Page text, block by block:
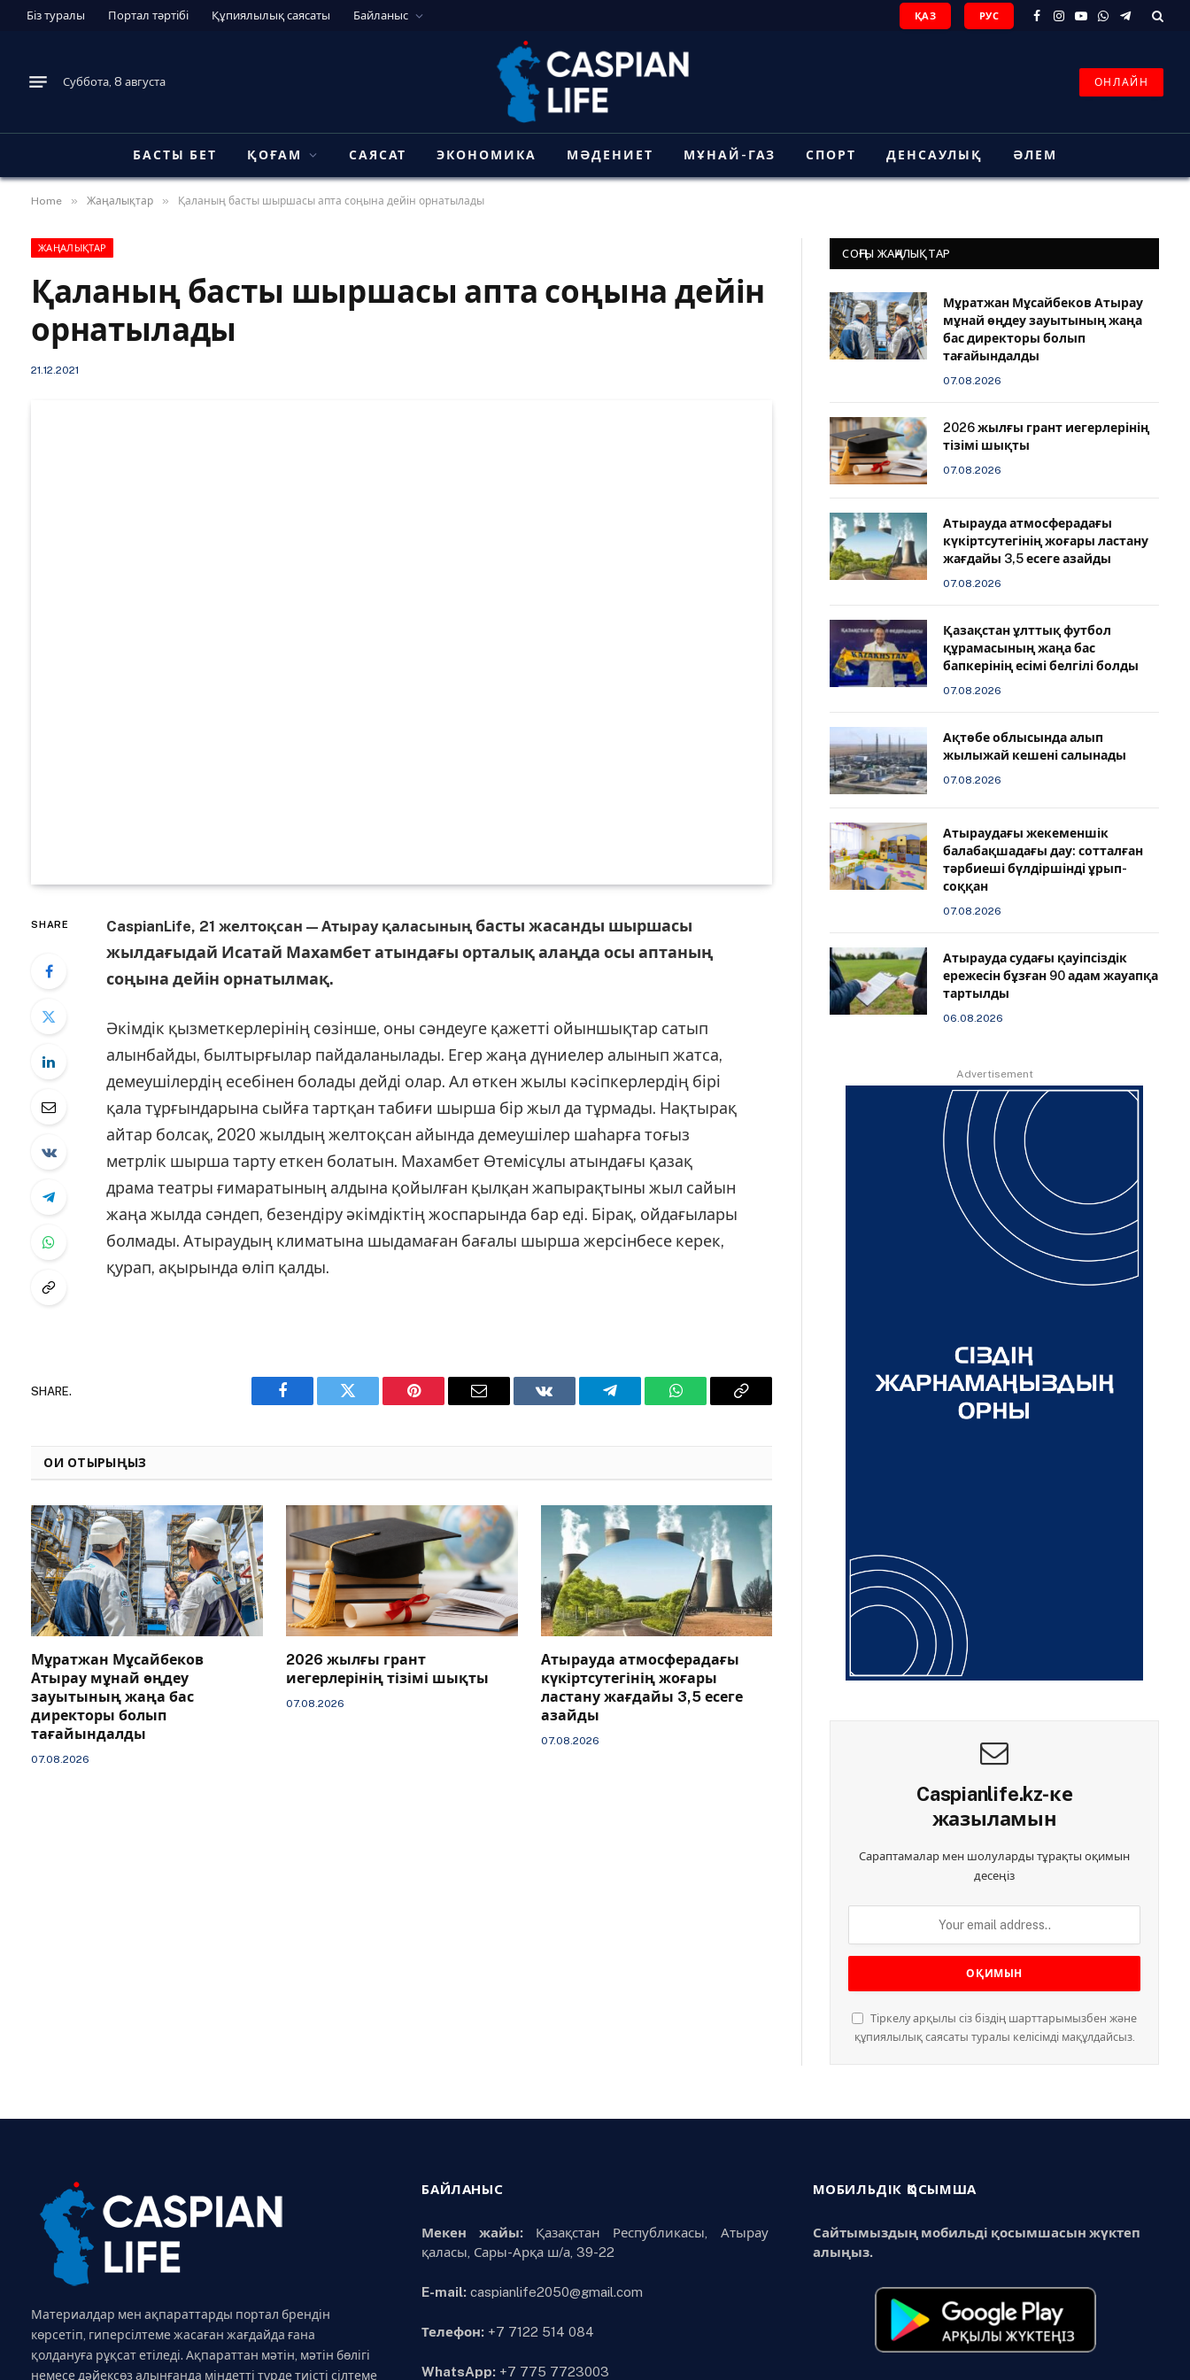
Біз туралы Портал тәртібі Құпиялылық саясаты Байланыс ҚАЗ РУС
Facebook
Instagram
YouTube
WhatsApp
Telegram
Суббота, 8 августа ОНЛАЙН
БАСТЫ БЕТ ҚОҒАМ САЯСАТ ЭКОНОМИКА МӘДЕНИЕТ МҰНАЙ-ГАЗ СПОРТ ДЕНСАУЛЫҚ ӘЛЕМ
Home » Жаңалықтар » Қаланың басты шыршасы апта соңына дейін орнатылады
ЖАҢАЛЫҚТАР
Қаланың басты шыршасы апта соңына дейін
орнатылады
21.12.2021
SHARE CaspianLife, 21 желтоқсан — Атырау қаласының басты жасанды шыршасы
жылдағыдай Исатай Махамбет атындағы орталық алаңда осы аптаның
соңына дейін орнатылмақ.
Әкімдік қызметкерлерінің сөзінше, оны сәндеуге қажетті ойыншықтар сатып
алынбайды, былтырғылар пайдаланылады. Егер жаңа дүниелер алынып жатса,
демеушілердің есебінен болады дейді олар. Ал өткен жылы кәсіпкерлердің бірі
қала тұрғындарына сыйға тартқан табиғи шырша бір жыл да тұрмады. Нақтырақ
айтар болсақ, 2020 жылдың желтоқсан айында демеушілер шаһарға тоғыз
метрлік шырша тарту еткен болатын. Махамбет Өтемісұлы атындағы қазақ
драма театры ғимаратының алдына қойылған қылқан жапырақтыны жыл сайын
жаңа жылда сәндеп, безендіру әкімдіктің жоспарында бар еді. Бірақ, ойдағылары
болмады. Атыраудың климатына шыдамаған бағалы шырша жерсінбесе керек,
қурап, ақырында өліп қалды.
SHARE.
Facebook Twitter Pinterest Email VKontakteTelegram WhatsAppCopy
ОҚИ ОТЫРЫҢЫЗ
Мұратжан Мұсайбеков
Атырау мұнай өңдеу
зауытының жаңа бас
директоры болып
тағайындалды
07.08.2026
2026 жылғы грант
иегерлерінің тізімі шықты
07.08.2026
Атырауда атмосферадағы
күкіртсутегінің жоғары
ластану жағдайы 3,5 есеге
азайды
07.08.2026
СОҢҒЫ ЖАҢАЛЫҚТАР
Мұратжан Мұсайбеков Атырау
мұнай өңдеу зауытының жаңа
бас директоры болып
тағайындалды
07.08.2026
2026 жылғы грант иегерлерінің
тізімі шықты
07.08.2026
Атырауда атмосферадағы
күкіртсутегінің жоғары ластану
жағдайы 3,5 есеге азайды
07.08.2026
Қазақстан ұлттық футбол
құрамасының жаңа бас
бапкерінің есімі белгілі болды
07.08.2026
Ақтөбе облысында алып
жылыжай кешені салынады
07.08.2026
Атыраудағы жекеменшік
балабақшадағы дау: сотталған
тәрбиеші бүлдіршінді ұрып-
соққан
07.08.2026
Атырауда судағы қауіпсіздік
ережесін бұзған 90 адам жауапқа
тартылды
06.08.2026
Advertisement
Caspianlife.kz-ке
жазыламын
Сараптамалар мен шолуларды тұрақты оқимын
десеңіз
Тіркелу арқылы сіз біздің шарттарымызбен және
құпиялылық саясаты туралы келісімді мақұлдайсыз.
Материалдар мен ақпараттарды портал брендін
көрсетіп, гиперсілтеме жасаған жағдайда ғана
қолдануға рұқсат етіледі. Ақпараттан мәтін, мәтін бөлігі
немесе дәйексөз алынғанда міндетті түрде тиісті сілтеме
БАЙЛАНЫС
Мекен жайы:Қазақстан Республикасы, Атырау
қаласы, Сары-Арқа ш/а, 39-22
E-mail: caspianlife2050@gmail.com
Телефон: +7 7122 514 084
WhatsApp: +7 775 7723003
МОБИЛЬДІК ҚОСЫМША
Сайтымыздың мобильді қосымшасын жүктеп
алыңыз.